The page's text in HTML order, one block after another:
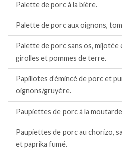
Palette de porc à la bière.
Palette de porc aux oignons,
Palette de porc sans os, mijotée
girolles et pommes de terre.
Papillotes d’émincé de porc et
oignons/gruyère.
Paupiettes de porc à la moutarde
Paupiettes de porc au chorizo,
et paprika fumé.